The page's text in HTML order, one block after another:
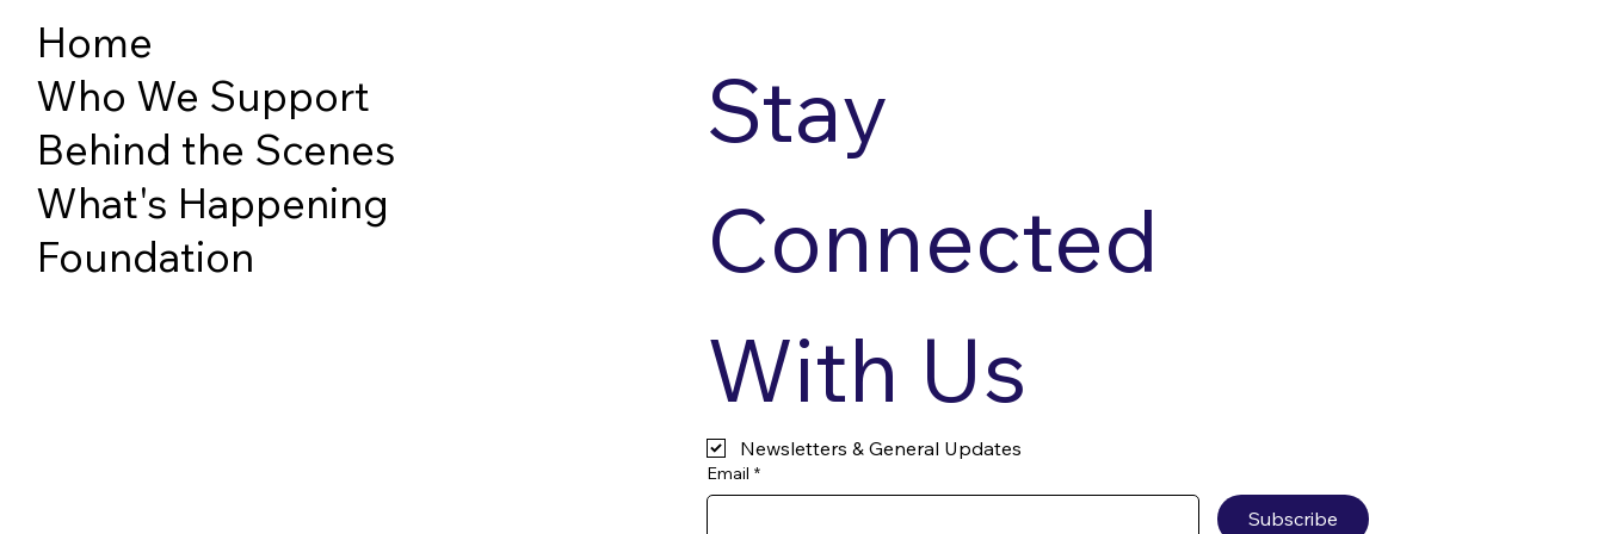
Home
Who We Support
Behind the Scenes
What's Happening
Foundation
Stay
Connected
With Us
Newsletters & General Updates
Email *
Subscribe